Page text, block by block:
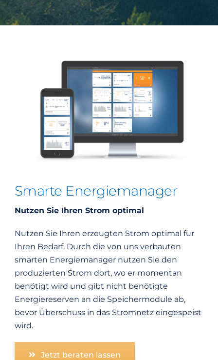
Smarte Energiemanager
Nutzen Sie Ihren Strom optimal
Nutzen Sie Ihren erzeugten Strom optimal für
Ihren Bedarf. Durch die von uns verbauten
smarten Energiemanager nutzen Sie den
produzierten Strom dort, wo er momentan
benötigt wird und gibt nicht benötigte
Energiereserven an die Speichermodule ab,
bevor Überschuss in das Stromnetz eingespeist
wird.
Jetzt beraten lassen